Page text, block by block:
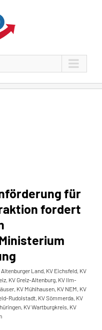
für
fordert
Altenburger Land, KV Eichsfeld, KV
, KV Greiz-Altenburg, KV Ilm-
, KV Mühlhausen, KV NEM, KV
Rudolstadt, KV Sömmerda, KV
, KV Wartburgkreis, KV